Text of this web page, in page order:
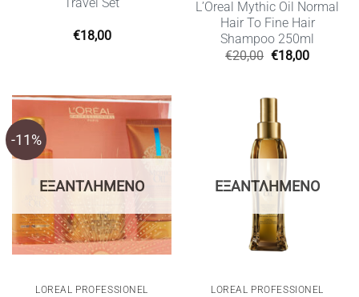
€18,00
L’Oreal Mythic Oil Normal
Hair To Fine Hair
Shampoo 250ml
€20,00 Original
price
€18,00Η
-11%
ΕΞΑΝΤΛΗΜΈΝΟ
LOREAL PROFESSIONEL
ΕΞΑΝΤΛΗΜΈΝΟ
LOREAL PROFESSIONEL